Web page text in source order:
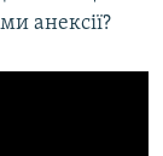
анексії?